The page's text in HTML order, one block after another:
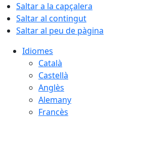
Saltar a la capçalera
Saltar al contingut
Saltar al peu de pàgina
Idiomes
Català
Castellà
Anglès
Alemany
Francès